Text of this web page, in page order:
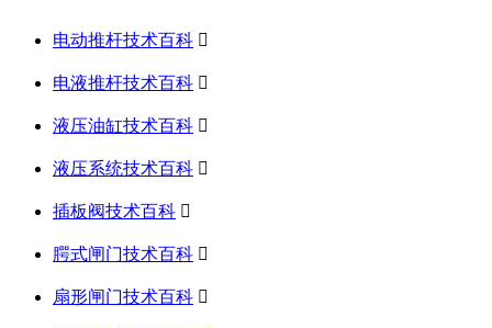
电动推杆技术百科 
电液推杆技术百科 
液压油缸技术百科 
液压系统技术百科 
插板阀技术百科 
腭式闸门技术百科 
扇形闸门技术百科 